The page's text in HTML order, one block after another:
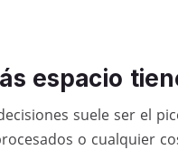
espacio
suele ser el
o cualquier